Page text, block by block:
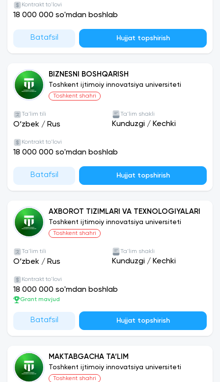
Grantlar :
Toshkent ijtimoiy innovatsiya
to'plagan kunduzgi ta'lim shakli talabalari uchun
ajratiladi. Jami ajratilgan grantlar soni 20 ta
Talabalar yotoqxonalari :
Stipendiya :Mavjud.
Kontrakt to'lovi
18 000 000 so'mdan boshlab
Batafsil Hujjat topshirish
BIZNESNI BOSHQARISH
Toshkent ijtimoiy innovatsiya universiteti
Toshkent shahri
Ta'lim tili
O‘zbek / Rus
Ta'lim shakli
Kunduzgi / Kechki
Kontrakt to'lovi
18 000 000 so'mdan boshlab
Batafsil Hujjat topshirish
AXBOROT TIZIMLARI VA TEXNOLOGIYALARI
Toshkent ijtimoiy innovatsiya universiteti
Toshkent shahri
Ta'lim tili
O‘zbek / Rus
Ta'lim shakli
Kunduzgi / Kechki
Kontrakt to'lovi
18 000 000 so'mdan boshlab
Grant mavjud
Batafsil Hujjat topshirish
MAKTABGACHA TA‘LIM
Toshkent ijtimoiy innovatsiya universiteti
Toshkent shahri